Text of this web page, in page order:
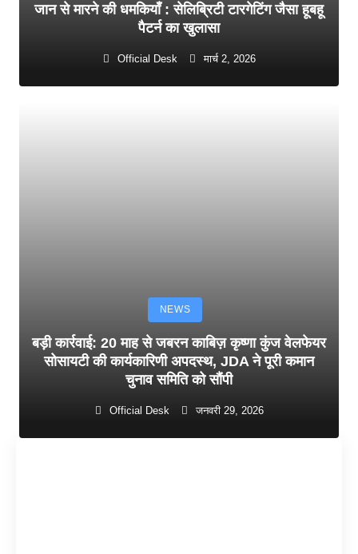
जान से मारने की धमकियाँ : सेलिब्रिटी टारगेटिंग जैसा हूबहू
पैटर्न का खुलासा
Official Desk मार्च 2, 2026
NEWS
बड़ी कार्रवाई: 20 माह से जबरन काबिज़ कृष्णा कुंज वेलफेयर
सोसायटी की कार्यकारिणी अपदस्थ, JDA ने पूरी कमान
चुनाव समिति को सौंपी
Official Desk जनवरी 29, 2026